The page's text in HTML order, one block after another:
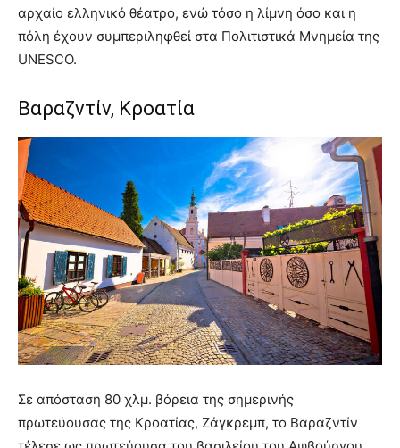
αρχαίο ελληνικό θέατρο, ενώ τόσο η λίμνη όσο και η
πόλη έχουν συμπεριληφθεί στα Πολιτιστικά Μνημεία της
UNESCO.
Βαραζντίν, Κροατία
Σε απόσταση 80 χλμ. βόρεια της σημερινής
πρωτεύουσας της Κροατίας, Ζάγκρεμπ, το Βαραζντίν